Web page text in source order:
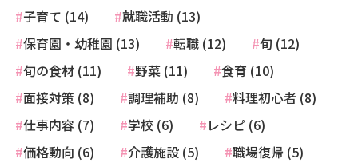
子育て (14)
就職活動 (13)
保育園・幼稚園 (13)
転職 (12)
旬 (12)
旬の食材 (11)
野菜 (11)
食育 (10)
面接対策 (8)
調理補助 (8)
料理初心者 (8)
仕事内容 (7)
学校 (6)
レシピ (6)
価格動向 (6)
介護施設 (5)
職場復帰 (5)